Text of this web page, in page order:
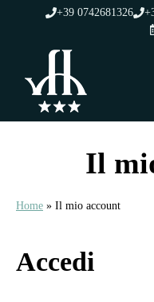
contenuto
+39 0742681326
Il
Home » Il mio account
Accedi